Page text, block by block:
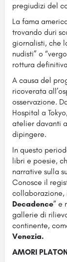
pregiudizi del
La fama
trovando duri
giornalisti, che
nudisti” o
rottura
A causa del
ricoverata
osservazione.
Hospital a
atelier davanti
dipingere.
In questo
libri e poesie,
narrative sulla
Conosce il
collaborazione,
Decadence” e
gallerie di
continente,
Venezia.
AMORI